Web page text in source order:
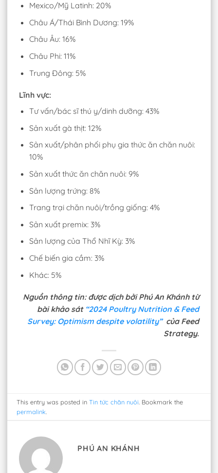
Mexico/Mỹ Latinh: 20%
Châu Á/Thái Bình Dương: 19%
Châu Âu: 16%
Châu Phi: 11%
Trung Đông: 5%
Lĩnh vực:
Tư vấn/bác sĩ thú y/dinh dưỡng: 43%
Sản xuất gà thịt: 12%
Sản xuất/phân phối phụ gia thức ăn chăn nuôi:
10%
Sản xuất thức ăn chăn nuôi: 9%
Sản lượng trứng: 8%
Trang trại chăn nuôi/trồng giống: 4%
Sản xuất premix: 3%
Sản lượng của Thổ Nhĩ Kỳ: 3%
Chế biến gia cầm: 3%
Khác: 5%
Nguồn thông tin: được dịch bởi Phú An Khánh từ
bài khảo sát “2024 Poultry Nutrition & Feed
Survey: Optimism despite volatility”của Feed
Strategy.
This entry was posted inTin tức chăn nuôi . Bookmark the
permalink
PHÚ AN KHÁNH